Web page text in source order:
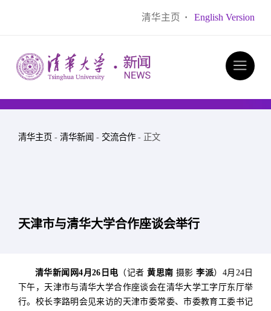
清华主页 · English Version
清华主页 - 清华新闻 - 交流合作 - 正文
天津市与清华大学合作座谈会举行
清华新闻网4月26日电 （记者黄思南摄影李派）4月24日
下午，天津市与清华大学合作座谈会在清华大学工字厅东厅举
行。校长李路明会见来访的天津市委常委、市委教育工委书记